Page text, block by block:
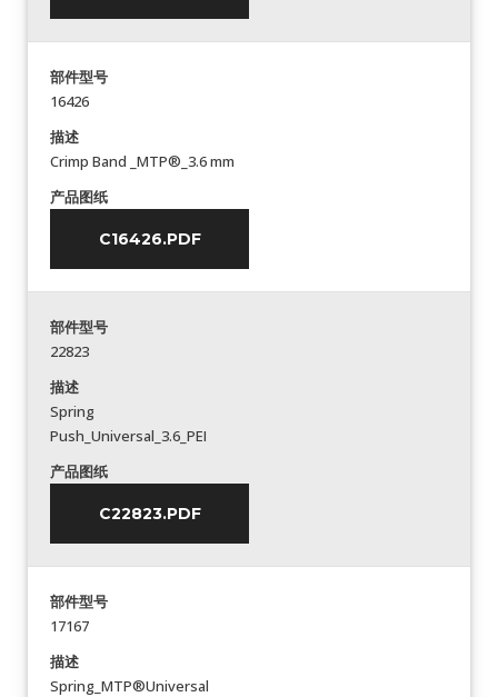
部件型号
16426
描述
Crimp Band _MTP®_3.6 mm
产品图纸
C16426.PDF
部件型号
22823
描述
Spring
Push_Universal_3.6_PEI
产品图纸
C22823.PDF
部件型号
17167
描述
Spring_MTP®Universal